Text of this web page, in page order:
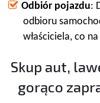
Odbiór pojazdu:
odbioru
właściciela, co
Skup aut,
gorąco